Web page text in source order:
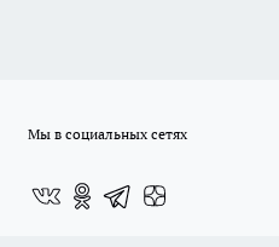
Мы в социальных сетях